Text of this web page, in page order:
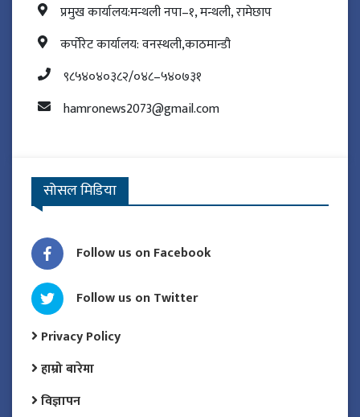
प्रमुख कार्यालय:मन्थली नपा–१, मन्थली, रामेछाप
कर्पोरेट कार्यालय: वनस्थली,काठमान्डौ
९८५४०४०३८२/०४८–५४०७३१
hamronews2073@gmail.com
सोसल मिडिया
Follow us on Facebook
Follow us on Twitter
Privacy Policy
हाम्रो बारेमा
विज्ञापन